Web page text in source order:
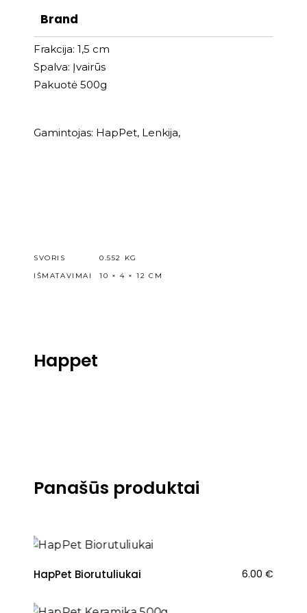
Brand
Frakcija: 1,5 cm
Spalva: Įvairūs
Pakuotė 500g
Gamintojas: HapPet, Lenkija,
SVORIS
0.552 KG
IŠMATAVIMAI
10 × 4 × 12 CM
Happet
Panašūs produktai
HapPet Biorutuliukai 6.00 €